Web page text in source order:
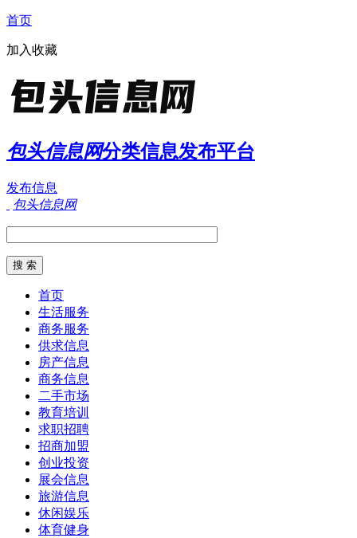
首页
加入收藏
包头信息网分类信息发布平台
发布信息
包头信息网
首页
生活服务
商务服务
供求信息
房产信息
商务信息
二手市场
教育培训
求职招聘
招商加盟
创业投资
展会信息
旅游信息
休闲娱乐
体育健身